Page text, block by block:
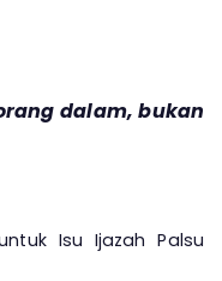
dalam, bukan
Isu Ijazah Palsu